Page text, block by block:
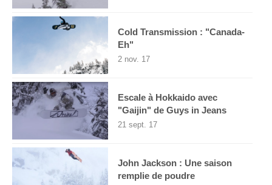
Cold Transmission : "Canada-
Eh"
2 nov. 17
Escale à Hokkaido avec
"Gaijin" de Guys in Jeans
21 sept. 17
John Jackson : Une saison
remplie de poudre